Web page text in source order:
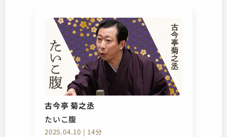
古今亭 菊之丞
たいこ腹
2025.04.10 | 14分